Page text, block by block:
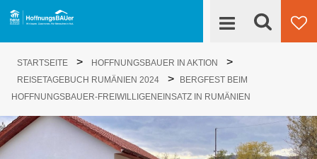
Engagieren
HoffnungsBAUer
Projekte
STARTSEITE > HOFFNUNGSBAUER IN AKTION >
REISETAGEBUCH RUMÄNIEN 2024 >
BERGFEST BEIM
HOFFNUNGSBAUER-FREIWILLIGENEINSATZ IN RUMÄNIEN